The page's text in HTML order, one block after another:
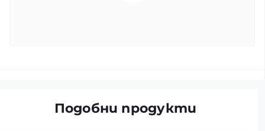
Подобни продукти